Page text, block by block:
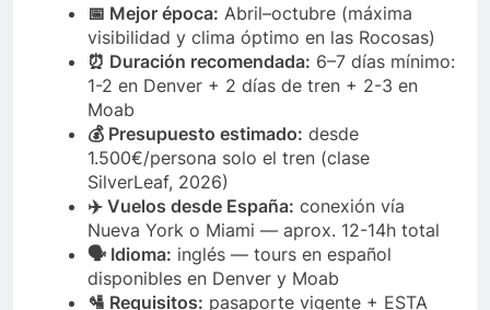
📅 Mejor época: Abril–octubre (máxima
visibilidad y clima óptimo en las Rocosas)
⏰ Duración recomendada: 6–7 días mínimo:
1-2 en Denver + 2 días de tren + 2-3 en
Moab
💰 Presupuesto estimado: desde
1.500€/persona solo el tren (clase
SilverLeaf, 2026)
✈️ Vuelos desde España: conexión vía
Nueva York o Miami — aprox. 12-14h total
🗣️ Idioma: inglés — tours en español
disponibles en Denver y Moab
🛂 Requisitos: pasaporte vigente + ESTA